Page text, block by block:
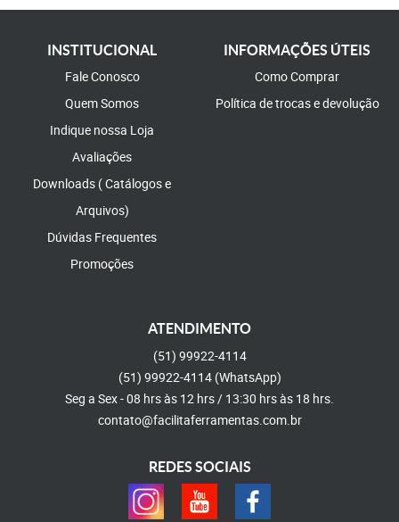
INSTITUCIONAL
Fale Conosco
Quem Somos
Indique nossa Loja
Avaliações
Downloads ( Catálogos e
Arquivos)
Dúvidas Frequentes
Promoções
INFORMAÇÕES ÚTEIS
Como Comprar
Política de trocas e devolução
ATENDIMENTO
(51) 99922-4114
(51) 99922-4114 (WhatsApp)
Seg a Sex - 08 hrs às 12 hrs / 13:30 hrs às 18 hrs.
contato@facilitaferramentas.com.br
REDES SOCIAIS